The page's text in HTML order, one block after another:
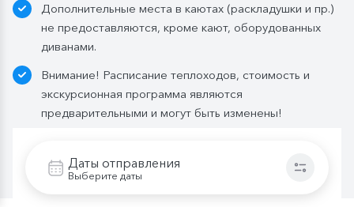
Даты отправления
Выберите даты
в 2- и 3-местном размещении;
— в рейсах от 5 дней до 10 дней включительно: 1
бутылка (1,5 л.;
— в рейсах от 16 до 20 дней включительно: 3
бутылки (1,5 л.);
Мы оставляем за собой право изменить систему
Дополнительные места в каютах (раскладушки и пр.)
не предоставляются, кроме кают, оборудованных
диванами.
Внимание! Расписание теплоходов, стоимость и
экскурсионная программа являются
предварительными и могут быть изменены!